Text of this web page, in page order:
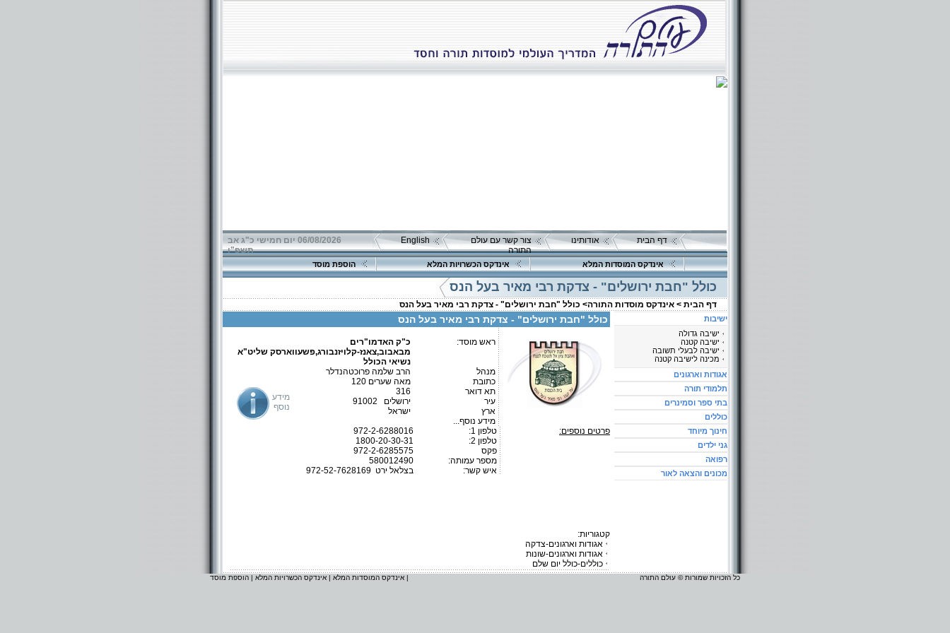
דף הבית אודותינו
צור קשר עם עולם
התורה
English
06/08/2026 יום חמישי כ"ג אב
תשפ"ו
אינדקס המוסדות המלא אינדקס הכשרויות המלא הוספת מוסד
כולל "חבת ירושלים" - צדקת רבי מאיר בעל הנס
דף הבית > אינדקס מוסדות התורה> כולל "חבת ירושלים" - צדקת רבי מאיר בעל הנס
כולל "חבת ירושלים" - צדקת רבי מאיר בעל הנס
ראש מוסד:
כ"ק האדמו"רים
מבאבוב,צאנז-קלויזנבורג,פשעווארסק שליט"א
נשיאי הכולל
מנהל
הרב שלמה פרוכטהנדלר
כתובת
מאה שערים 120
תא דואר
316
עיר
ירושלים 91002
ארץ
ישראל
מידע נוסף...
מידע
נוסף
פרטים נוספים:
טלפון 1:
טלפון 2:
פקס
מספר עמותה:
איש קשר:
972-2-6288016
1800-20-30-31
972-2-6285575
580012490
בצלאל ירט 972-52-7628169
קטגוריות:
אגודות וארגונים-צדקה
אגודות וארגונים-שונות
כוללים-כולל יום שלם
ישיבות
ישיבה גדולה
ישיבה קטנה
ישיבה לבעלי תשובה
מכינה לישיבה קטנה
אגודות וארגונים
תלמודי תורה
בתי ספר וסמינרים
כוללים
חינוך מיוחד
גני ילדים
רפואה
מכונים והצאה לאור
כל הזכויות שמורות © עולם התורה אינדקס המוסדות המלא | אינדקס הכשרויות המלא | הוספת מוסד |